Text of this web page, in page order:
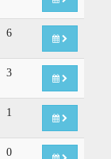
6
3
1
0